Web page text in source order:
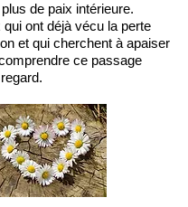
de paix intérieure.
ont déjà vécu la perte
et qui cherchent à apaiser
ce passage
.